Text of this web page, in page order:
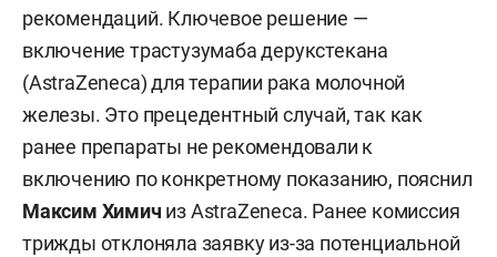
рекомендаций. Ключевое решение —
включение трастузумаба дерукстекана
(AstraZeneca) для терапии рака молочной
железы. Это прецедентный случай, так как
ранее препараты не рекомендовали к
включению по конкретному показанию, пояснил
Максим Химич из AstraZeneca. Ранее комиссия
трижды отклоняла заявку из-за потенциальной